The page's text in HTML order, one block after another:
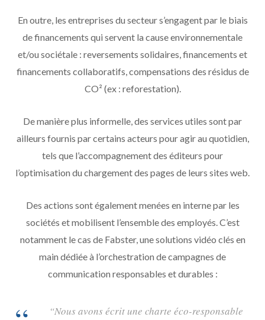
En outre, les entreprises du secteur s’engagent par le biais
de financements qui servent la cause environnementale
et/ou sociétale : reversements solidaires, financements et
financements collaboratifs, compensations des résidus de
CO² (ex : reforestation).
De manière plus informelle, des services utiles sont par
ailleurs fournis par certains acteurs pour agir au quotidien,
tels que l’accompagnement des éditeurs pour
l’optimisation du chargement des pages de leurs sites web.
Des actions sont également menées en interne par les
sociétés et mobilisent l’ensemble des employés. C’est
notamment le cas de Fabster, une solutions vidéo clés en
main dédiée à l’orchestration de campagnes de
communication responsables et durables :
“Nous avons écrit une charte éco-responsable